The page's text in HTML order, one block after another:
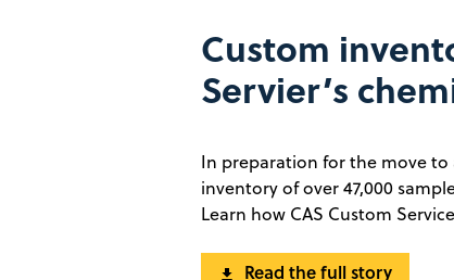
Custom
Servier’s
In preparation for the move to
inventory of over 47,000
Learn how CAS Custom
Read the full story